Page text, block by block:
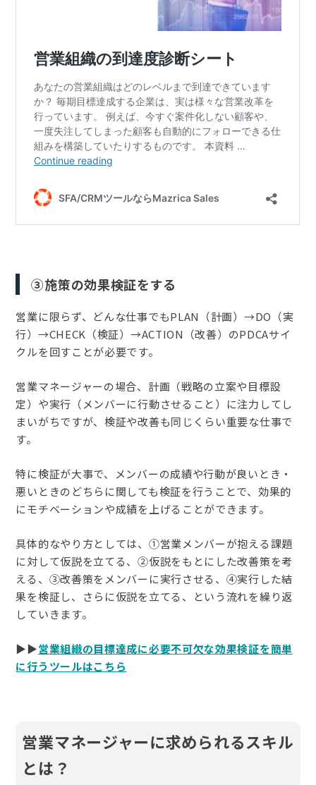
③施策の効果検証をする
営業に限らず、どんな仕事でもPLAN（計画）→DO（実
行）→CHECK（検証）→ACTION（改善）のPDCAサイ
クルを回すことが必要です。
営業マネージャーの場合、計画（戦略の立案や目標設
定）や実行（メンバーに行動させること）に注力してし
まいがちですが、検証や改善も同じくらい重要な仕事で
す。
特に検証が大事で、メンバーの成績や行動が良いとき・
悪いときのどちらに関しても検証を行うことで、効果的
にモチベーションや成績を上げることができます。
具体的なやり方としては、①営業メンバーが抱える課題
に対して仮説を立てる、②仮説をもとにした改善策を考
える、③改善策をメンバーに実行させる、④実行した結
果を検証し、さらに仮説を立てる、という流れを繰り返
していきます。
▶▶営業組織の目標達成に必要不可欠な効果検証を簡単
に行うツールはこちら
営業マネージャーに求められるスキル
とは？